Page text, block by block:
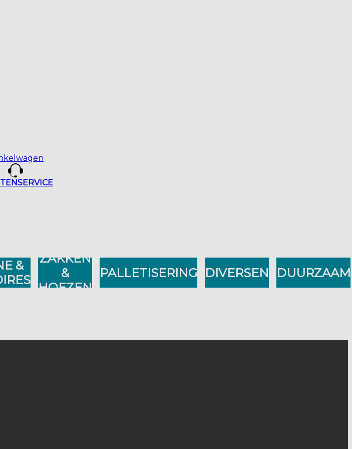
&
ZAKKEN
&
HOEZEN
PALLETISERING DIVERSEN DUURZAAM